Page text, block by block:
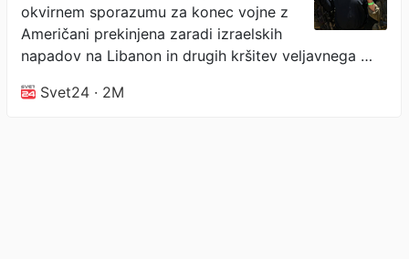
okvirnem sporazumu za konec vojne z
Američani prekinjena zaradi izraelskih
napadov na Libanon in drugih kršitev veljavnega …
Svet24 · 2M